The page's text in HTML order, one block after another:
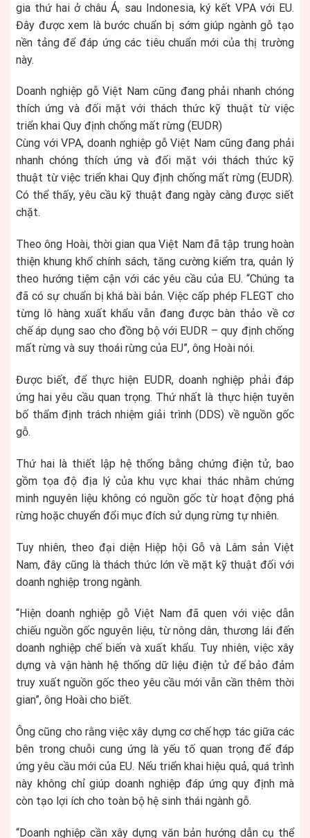
gia thứ hai ở châu Á, sau Indonesia, ký kết VPA với EU.
Đây được xem là bước chuẩn bị sớm giúp ngành gỗ tạo
nền tảng để đáp ứng các tiêu chuẩn mới của thị trường
này.
Doanh nghiệp gỗ Việt Nam cũng đang phải nhanh chóng
thích ứng và đối mặt với thách thức kỹ thuật từ việc
triển khai Quy định chống mất rừng (EUDR)
Cùng với VPA, doanh nghiệp gỗ Việt Nam cũng đang phải
nhanh chóng thích ứng và đối mặt với thách thức kỹ
thuật từ việc triển khai Quy định chống mất rừng (EUDR).
Có thể thấy, yêu cầu kỹ thuật đang ngày càng được siết
chặt.
Theo ông Hoài, thời gian qua Việt Nam đã tập trung hoàn
thiện khung khổ chính sách, tăng cường kiểm tra, quản lý
theo hướng tiệm cận với các yêu cầu của EU. “Chúng ta
đã có sự chuẩn bị khá bài bản. Việc cấp phép FLEGT cho
từng lô hàng xuất khẩu vẫn đang được bàn thảo về cơ
chế áp dụng sao cho đồng bộ với EUDR – quy định chống
mất rừng và suy thoái rừng của EU”, ông Hoài nói.
Được biết, để thực hiện EUDR, doanh nghiệp phải đáp
ứng hai yêu cầu quan trọng. Thứ nhất là thực hiện tuyên
bố thẩm định trách nhiệm giải trình (DDS) về nguồn gốc
gỗ.
Thứ hai là thiết lập hệ thống bằng chứng điện tử, bao
gồm tọa độ địa lý của khu vực khai thác nhằm chứng
minh nguyên liệu không có nguồn gốc từ hoạt động phá
rừng hoặc chuyển đổi mục đích sử dụng rừng tự nhiên.
Tuy nhiên, theo đại diện Hiệp hội Gỗ và Lâm sản Việt
Nam, đây cũng là thách thức lớn về mặt kỹ thuật đối với
doanh nghiệp trong ngành.
“Hiện doanh nghiệp gỗ Việt Nam đã quen với việc dẫn
chiếu nguồn gốc nguyên liệu, từ nông dân, thương lái đến
doanh nghiệp chế biến và xuất khẩu. Tuy nhiên, việc xây
dựng và vận hành hệ thống dữ liệu điện tử để bảo đảm
truy xuất nguồn gốc theo yêu cầu mới vẫn cần thêm thời
gian”, ông Hoài cho biết.
Ông cũng cho rằng việc xây dựng cơ chế hợp tác giữa các
bên trong chuỗi cung ứng là yếu tố quan trọng để đáp
ứng yêu cầu mới của EU. Nếu triển khai hiệu quả, quá trình
này không chỉ giúp doanh nghiệp đáp ứng quy định mà
còn tạo lợi ích cho toàn bộ hệ sinh thái ngành gỗ.
“Doanh nghiệp cần xây dựng văn bản hướng dẫn cụ thể